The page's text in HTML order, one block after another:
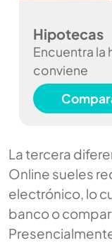
Hipotecas
Encuentra la
conviene
La tercera
Online sueles
electrónico, lo
banco o